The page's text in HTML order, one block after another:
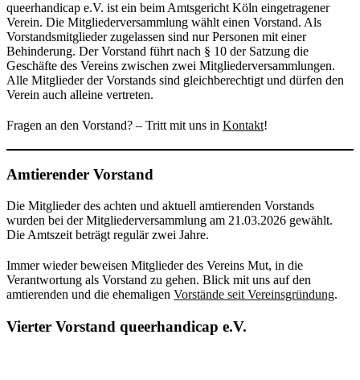
queerhandicap e.V. ist ein beim Amtsgericht Köln eingetragener
Verein. Die Mitgliederversammlung wählt einen Vorstand. Als
Vorstandsmitglieder zugelassen sind nur Personen mit einer
Behinderung. Der Vorstand führt nach § 10 der Satzung die
Geschäfte des Vereins zwischen zwei Mitgliederversammlungen.
Alle Mitglieder der Vorstands sind gleichberechtigt und dürfen den
Verein auch alleine vertreten.
Fragen an den Vorstand? – Tritt mit uns in Kontakt!
Amtierender Vorstand
Die Mitglieder des achten und aktuell amtierenden Vorstands
wurden bei der Mitgliederversammlung am 21.03.2026 gewählt.
Die Amtszeit beträgt regulär zwei Jahre.
Immer wieder beweisen Mitglieder des Vereins Mut, in die
Verantwortung als Vorstand zu gehen. Blick mit uns auf den
amtierenden und die ehemaligen Vorstände seit Vereinsgründung.
Vierter Vorstand queerhandicap e.V.